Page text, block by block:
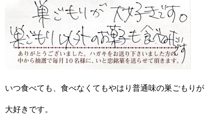
いつ食べても、食べなくてもやはり普通味の巣ごもりが
大好きです。